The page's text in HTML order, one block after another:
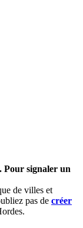
Pour signaler un
de villes et
pas de créer